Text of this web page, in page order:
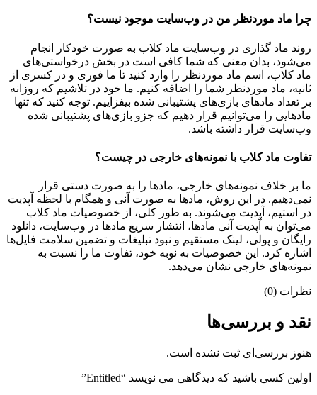
چرا ماد موردنظر من در وب‌سایت موجود نیست؟
روند ماد گذاری در وب‌سایت ماد کلاب به صورت خودکار انجام
می‌شود، بدان معنی که شما کافی است در بخش درخواستی‌های
ماد کلاب، اسم ماد موردنظر را وارد کنید تا ما فوری و در کسری از
ثانیه، ماد موردنظر شما را اضافه کنیم. ما خود در تلاشیم که روزانه
بر تعداد مادهای بازی‌های پشتیبانی شده بیفزاییم. توجه کنید که تنها
مادهایی را می‌توانیم قرار دهیم که جزو بازی‌های پشتیبانی شده
وب‌سایت قرار داشته باشد.
تفاوت ماد کلاب با نمونه‌های خارجی در چیست؟
ما بر خلاف نمونه‌های خارجی، مادها را به صورت دستی قرار
نمی‌دهیم. در این روش، مادها به صورت آنی و همگام با لحظه آپدیت
در استیم، آپدیت می‌شوند. به طور کلی، از خصوصیات ماد کلاب
می‌‌توان به آپدیت آنی مادها، انتشار سریع مادها در وب‌سایت، دانلود
رایگان و پولی، لینک مستقیم و نبود تبلیغات و تضمین سلامت فایل‌ها
اشاره کرد. این خصوصیات به نوبه خود، تفاوت ما را نسبت به
نمونه‌های خارجی نشان می‌دهد.
نظرات (0)
نقد و بررسی‌ها
هنوز بررسی‌ای ثبت نشده است.
اولین کسی باشید که دیدگاهی می نویسد “Entitled”